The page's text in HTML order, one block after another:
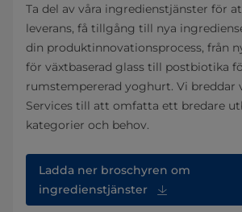
Ta del av våra ingredienstjänster för
leverans, få tillgång till nya
din produktinnovationsprocess, från
för växtbaserad glass till postbiotika
rumstempererad yoghurt. Vi breddar
Services till att omfatta ett bredare
kategorier och behov.
Ladda ner broschyren om
ingredienstjänster